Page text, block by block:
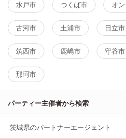
水戸市 つくば市 オ
古河市 土浦市 日立市
筑西市 鹿嶋市 守谷市
那珂市
パーティー主催者から検索
茨城県のパートナーエージェント